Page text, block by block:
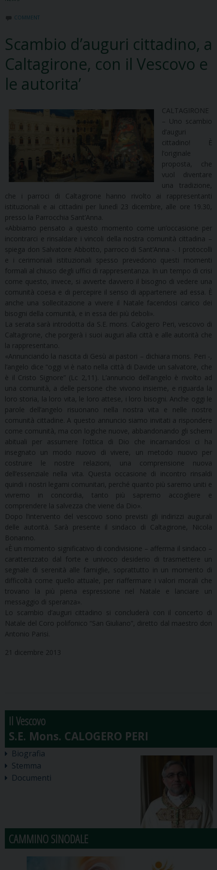
COMMENT
Scambio d’auguri cittadino, a
Caltagirone, con il Vescovo e
le autorita’
CALTAGIRONE
– Uno scambio
d’auguri
cittadino! È
l’originale
proposta, che
vuol diventare
una tradizione,
che i parroci di Caltagirone hanno rivolto ai rappresentanti
istituzionali e ai cittadini per lunedì 23 dicembre, alle ore 19.30,
presso la Parrocchia Sant’Anna.
«Abbiamo pensato a questo momento come un’occasione per
incontrarci e rinsaldare i vincoli della nostra comunità cittadina –
spiega don Salvatore Abbotto, parroco di Sant’Anna -. I protocolli
e i cerimoniali istituzionali spesso prevedono questi momenti
formali al chiuso degli uffici di rappresentanza. In un tempo di crisi
come questo, invece, si avverte davvero il bisogno di vedere una
comunità coesa e di percepire il senso di appartenere ad essa. È
anche una sollecitazione a vivere il Natale facendosi carico dei
bisogni della comunità, e in essa dei più deboli».
La serata sarà introdotta da S.E. mons. Calogero Peri, vescovo di
Caltagirone, che porgerà i suoi auguri alla città e alle autorità che
la rappresentano.
«Annunciando la nascita di Gesù ai pastori – dichiara mons. Peri -,
l’angelo dice “oggi vi è nato nella città di Davide un salvatore, che
è il Cristo Signore” (Lc 2,11). L’annuncio dell’angelo è rivolto ad
una comunità, a delle persone che vivono insieme, e riguarda la
loro storia, la loro vita, le loro attese, i loro bisogni. Anche oggi le
parole dell’angelo risuonano nella nostra vita e nelle nostre
comunità cittadine. A questo annuncio siamo invitati a rispondere
come comunità, ma con logiche nuove, abbandonando gli schemi
abituali per assumere l’ottica di Dio che incarnandosi ci ha
insegnato un modo nuovo di vivere, un metodo nuovo per
costruire le nostre relazioni, una comprensione nuova
dell’essenziale nella vita. Questa occasione di incontro rinsaldi
quindi i nostri legami comunitari, perché quanto più saremo uniti e
vivremo in concordia, tanto più sapremo accogliere e
comprendere la salvezza che viene da Dio».
Dopo l’intervento del vescovo sono previsti gli indirizzi augurali
delle autorità. Sarà presente il sindaco di Caltagirone, Nicola
Bonanno.
«È un momento significativo di condivisione – afferma il sindaco –
caratterizzato dal forte e univoco desiderio di trasmettere un
segnale di serenità alle famiglie, soprattutto in un momento di
difficoltà come quello attuale, per riaffermare i valori morali che
trovano la più piena espressione nel Natale e lanciare un
messaggio di speranza».
Lo scambio d’auguri cittadino si concluderà con il concerto di
Natale del Coro polifonico “San Giuliano”, diretto dal maestro don
Antonio Parisi.
21 dicembre 2013
Il Vescovo
Biografia
Stemma
Documenti
CAMMINO SINODALE